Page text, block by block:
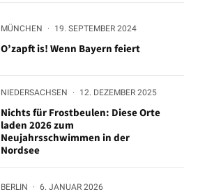
MÜNCHEN · 19. SEPTEMBER 2024
O’zapft is! Wenn Bayern feiert
NIEDERSACHSEN · 12. DEZEMBER 2025
Nichts für Frostbeulen: Diese Orte
laden 2026 zum
Neujahrsschwimmen in der
Nordsee
BERLIN · 6. JANUAR 2026